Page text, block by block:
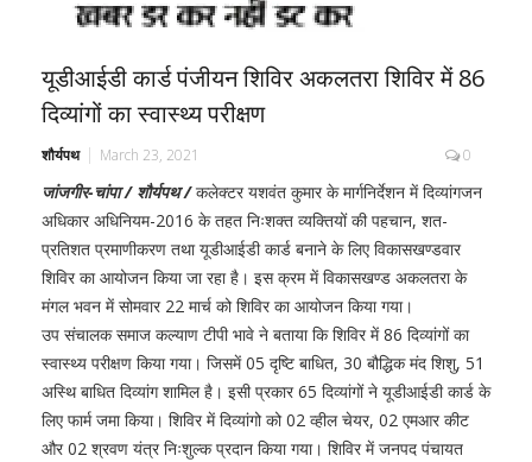
यूडीआईडी कार्ड पंजीयन शिविर अकलतरा शिविर में 86
दिव्यांगों का स्वास्थ्य परीक्षण
शौर्यपथ March 23, 2021 0
जांजगीर-चांपा / शौर्यपथ / कलेक्टर यशवंत कुमार के मार्गनिर्देशन में दिव्यांगजन
अधिकार अधिनियम-2016 के तहत निःशक्त व्यक्तियों की पहचान, शत-
प्रतिशत प्रमाणीकरण तथा यूडीआईडी कार्ड बनाने के लिए विकासखण्डवार
शिविर का आयोजन किया जा रहा है। इस क्रम में विकासखण्ड अकलतरा के
मंगल भवन में सोमवार 22 मार्च को शिविर का आयोजन किया गया।
उप संचालक समाज कल्याण टीपी भावे ने बताया कि शिविर में 86 दिव्यांगों का
स्वास्थ्य परीक्षण किया गया। जिसमें 05 दृष्टि बाधित, 30 बौद्धिक मंद शिशु, 51
अस्थि बाधित दिव्यांग शामिल है। इसी प्रकार 65 दिव्यांगों ने यूडीआईडी कार्ड के
लिए फार्म जमा किया। शिविर में दिव्यांगो को 02 व्हील चेयर, 02 एमआर कीट
और 02 श्रवण यंत्र निःशुल्क प्रदान किया गया। शिविर में जनपद पंचायत